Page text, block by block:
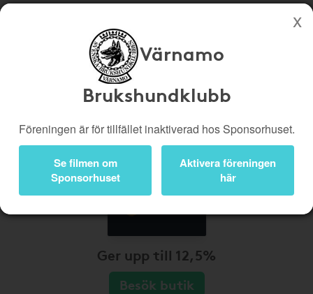
Köp genom denna sida stöttar Värnamo Brukshundklubb
Bli medlem
Logga in
Värnamo
Brukshundklubb
Föreningen är för tillfället inaktiverad hos Sponsorhuset.
Se filmen om
Sponsorhuset
Aktivera föreningen
här
Ger upp till 12,5%
Besök butik